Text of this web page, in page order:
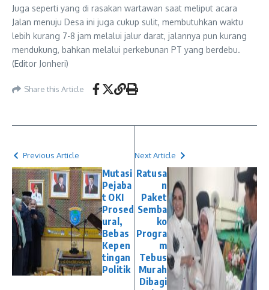
Juga seperti yang di rasakan wartawan saat meliput acara
Jalan menuju Desa ini juga cukup sulit, membutuhkan waktu
lebih kurang 7-8 jam melalui jalur darat, jalannya pun kurang
mendukung, bahkan melalui perkebunan PT yang berdebu.
(Editor Jonheri)
Share this Article
Previous Article
Mutasi
Pejaba
t OKI
Prosed
ural,
Bebas
Kepen
tingan
Politik
Next Article
Ratusa
n
Paket
Semba
ko
Progra
m
Tebus
Murah
Dibagi